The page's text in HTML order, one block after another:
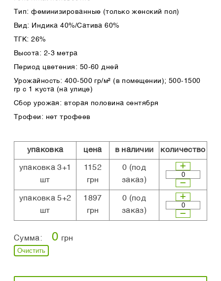
Тип: феминизированные (только женский пол)
Вид: Индика 40%/Сатива 60%
ТГК: 26%
Высота: 2-3 метра
Период цветения: 50-60 дней
Урожайность: 400-500 гр/м² (в помещении); 500-1500
гр с 1 куста (на улице)
Сбор урожая: вторая половина сентября
Трофеи: нет трофеев
упаковка цена в наличии количество
упаковка 3+1
шт
1152
грн
0 (под
заказ)
упаковка 5+2
шт
1897
грн
0 (под
заказ)
Сумма: 0 грн
Очистить